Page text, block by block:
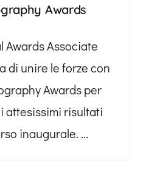
Awards
Awards Associate
di unire le forze con
Awards per
attesissimi risultati
inaugurale. ...